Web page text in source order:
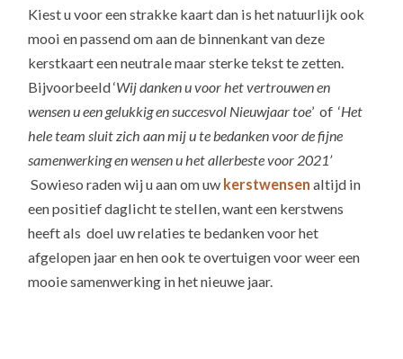
Kiest u voor een strakke kaart dan is het natuurlijk ook
mooi en passend om aan de binnenkant van deze
kerstkaart een neutrale maar sterke tekst te zetten.
Bijvoorbeeld ‘Wij danken u voor het vertrouwen en
wensen u een gelukkig en succesvol Nieuwjaar toe’ of ‘Het
hele team sluit zich aan mij u te bedanken voor de fijne
samenwerking en wensen u het allerbeste voor 2021’
Sowieso raden wij u aan om uw kerstwensen altijd in
een positief daglicht te stellen, want een kerstwens
heeft als doel uw relaties te bedanken voor het
afgelopen jaar en hen ook te overtuigen voor weer een
mooie samenwerking in het nieuwe jaar.